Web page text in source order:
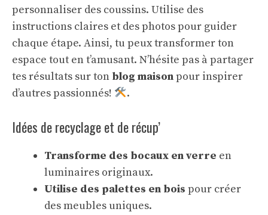
personnaliser des coussins. Utilise des
instructions claires et des photos pour guider
chaque étape. Ainsi, tu peux transformer ton
espace tout en t’amusant. N’hésite pas à partager
tes résultats sur ton blog maisonpour inspirer
d’autres passionnés!
.
Idées de recyclage et de récup’
Transforme des bocaux en verre en
luminaires originaux.
Utilise des palettes en bois pour créer
des meubles uniques.